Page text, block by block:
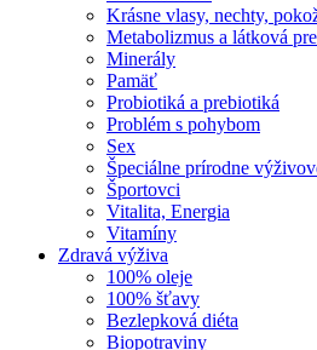
Krásne vlasy, nechty,
Metabolizmus a látková
Minerály
Pamäť
Probiotiká a prebiotiká
Problém s pohybom
Sex
Špeciálne prírodne
Športovci
Vitalita, Energia
Vitamíny
Zdravá výživa
100% oleje
100% šťavy
Bezlepková diéta
Biopotraviny